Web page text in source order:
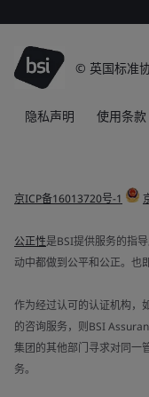
© 英国标准
隐私声明 使用条款
京ICP备16013720号-1
公正性是BSI提供服务的指
动中都做到公平和公正。也
作为经过认可的认证机构，
的咨询服务，则BSI
集团的其他部门寻求对同一
务。